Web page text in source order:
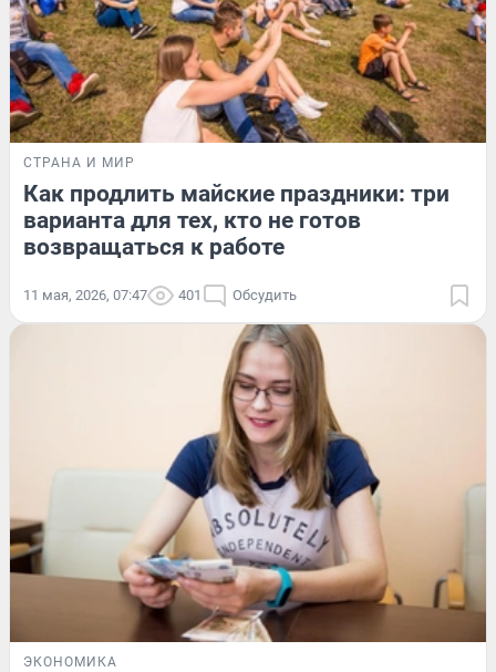
СТРАНА И МИР
Как продлить майские праздники: три
варианта для тех, кто не готов
возвращаться к работе
11 мая, 2026, 07:47 401 Обсудить
ЭКОНОМИКА